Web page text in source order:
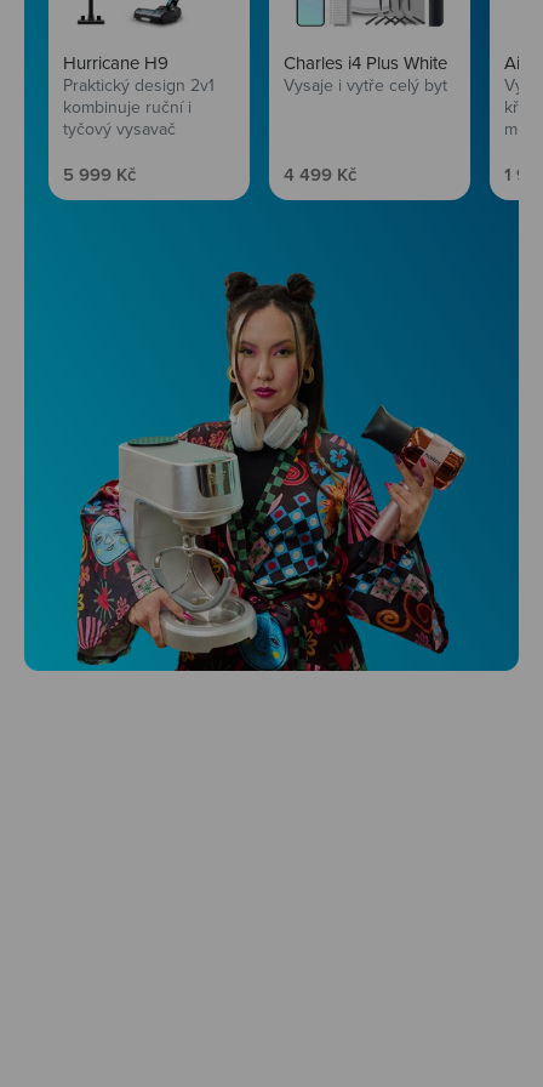
Hurricane H9
Praktický design 2v1
kombinuje ruční i
tyčový vysavač
Prodejní cena
5 999 Kč
Charles i4 Plus White
Vysaje i vytře celý byt
Prodejní cena
4 499 Kč 1
Niceboy ONE Ultra
Hlídá ti zdraví, spánek i pohyb a ještě k
tomu platí.